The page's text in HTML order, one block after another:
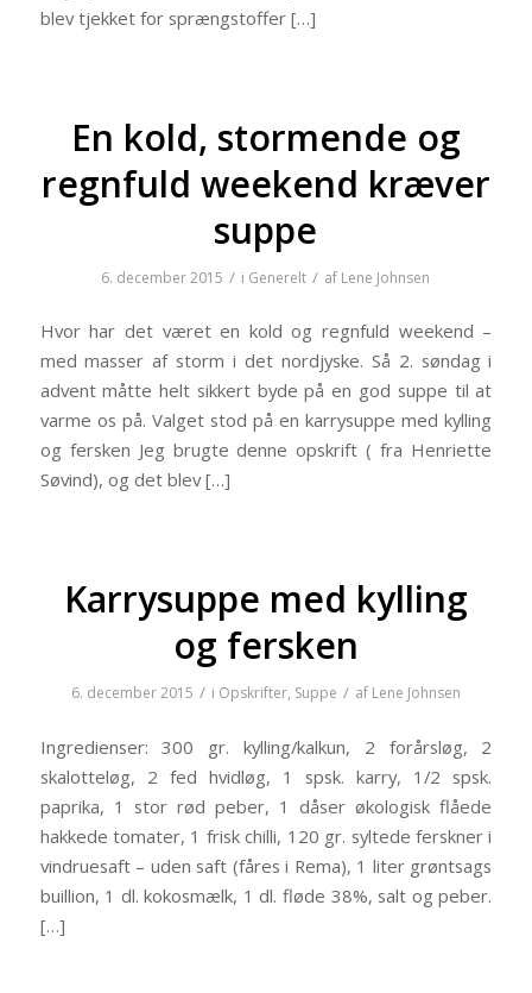
blev tjekket for sprængstoffer […]
En kold, stormende og
regnfuld weekend kræver
suppe
6. december 2015 / i Generelt / af Lene Johnsen
Hvor har det været en kold og regnfuld weekend –
med masser af storm i det nordjyske. Så 2. søndag i
advent måtte helt sikkert byde på en god suppe til at
varme os på. Valget stod på en karrysuppe med kylling
og fersken Jeg brugte denne opskrift ( fra Henriette
Søvind), og det blev […]
Karrysuppe med kylling
og fersken
6. december 2015 / i Opskrifter, Suppe / af Lene Johnsen
Ingredienser: 300 gr. kylling/kalkun, 2 forårsløg, 2
skalotteløg, 2 fed hvidløg, 1 spsk. karry, 1/2 spsk.
paprika, 1 stor rød peber, 1 dåser økologisk flåede
hakkede tomater, 1 frisk chilli, 120 gr. syltede ferskner i
vindruesaft – uden saft (fåres i Rema), 1 liter grøntsags
buillion, 1 dl. kokosmælk, 1 dl. fløde 38%, salt og peber.
[…]